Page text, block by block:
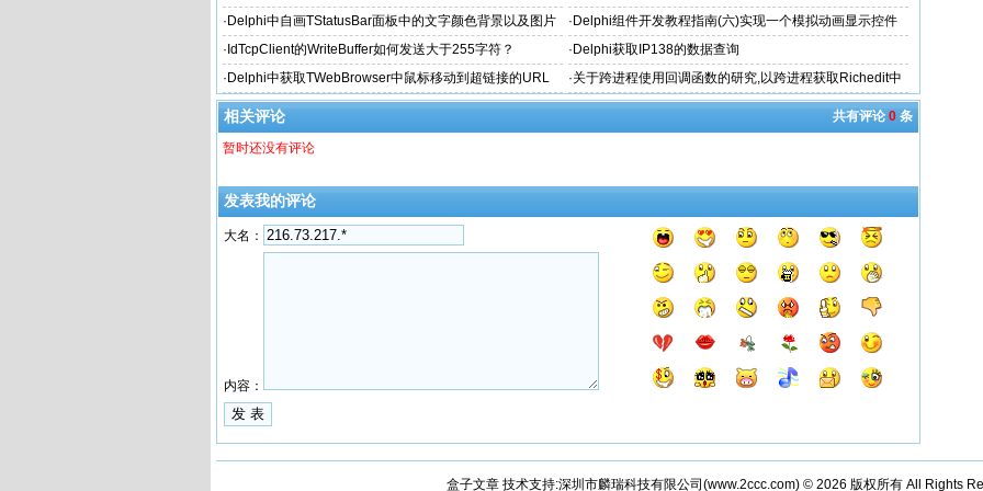
件上
· Delphi中自画TStatusBar面板中的文字颜色背景以及图片 · Delphi组件开发教程指南(六)实现一个模拟动画显示控件
· IdTcpClient的WriteBuffer如何发送大于255字符？ · Delphi获取IP138的数据查询
· Delphi中获取TWebBrowser中鼠标移动到超链接的URL ·关于跨进程使用回调函数的研究,以跨进程获取Richedit中
RTF流为例
共有评论 0 条
相关评论
暂时还没有评论
发表我的评论
大名：
内容：
盒子文章 技术支持:深圳市麟瑞科技有限公司(www.2ccc.com) © 2026 版权所有 All Rights